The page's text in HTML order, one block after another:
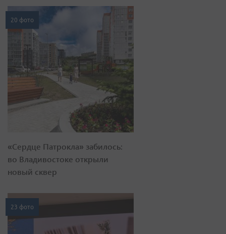
20 фото
«Сердце Патрокла» забилось:
во Владивостоке открыли
новый сквер
23 фото